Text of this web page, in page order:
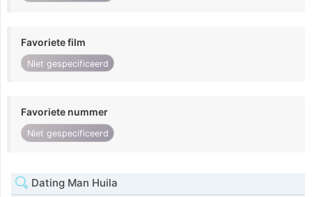
Favoriete film
Niet gespecificeerd
Favoriete nummer
Niet gespecificeerd
Dating Man Huila